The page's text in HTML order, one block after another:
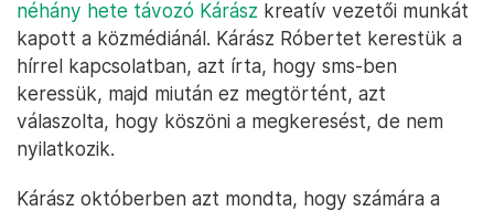
néhány hete távozó Kárász kreatív vezetői munkát
kapott a közmédiánál. Kárász Róbertet kerestük a
hírrel kapcsolatban, azt írta, hogy sms-ben
keressük, majd miután ez megtörtént, azt
válaszolta, hogy köszöni a megkeresést, de nem
nyilatkozik.
Kárász októberben azt mondta, hogy számára a